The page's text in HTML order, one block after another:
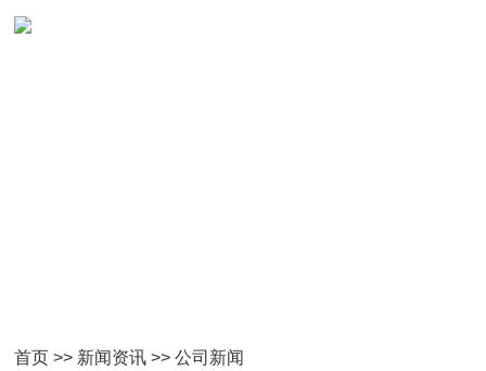
首页 >> 新闻资讯 >>公司新闻